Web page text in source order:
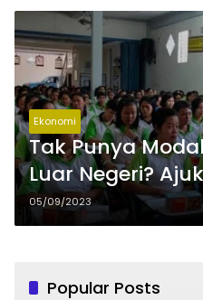
Ekonomi
Tak Punya
Luar Negeri? Ajukan KUR BRI 2023
Khusus TKI, Cair
05/09/2023
Popular Posts